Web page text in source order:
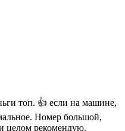
топ. 👍 если на машине,
Номер большой,
целом рекомендую.